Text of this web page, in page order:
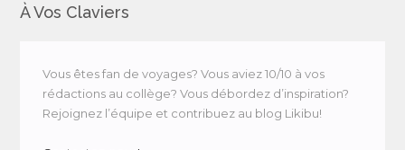
À Vos Claviers
Vous êtes fan de voyages? Vous aviez 10/10 à vos
rédactions au collège? Vous débordez d’inspiration?
Rejoignez l’équipe et contribuez au blog Likibu!